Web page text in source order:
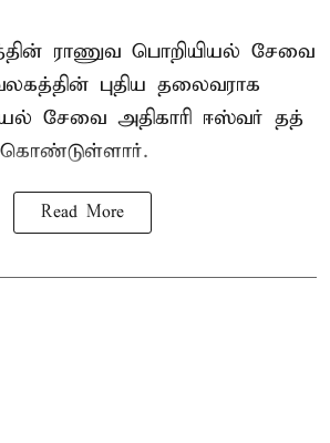
ராணுவ பொறியியல் சேவை
புதிய தலைவராக
சேவை அதிகாரி ஈஸ்வர் தத்
கொண்டுள்ளார்.
Read More